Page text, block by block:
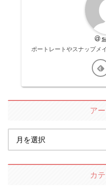
ポートレートやスナップメ
ア
カ